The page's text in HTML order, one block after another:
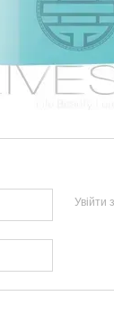
Увійти